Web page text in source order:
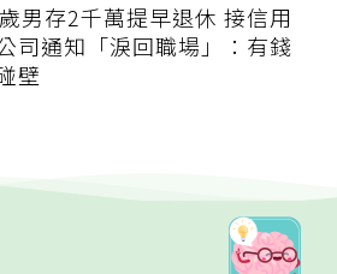
男存2千萬提早退休 接信用
司通知「淚回職場」：有錢
壁